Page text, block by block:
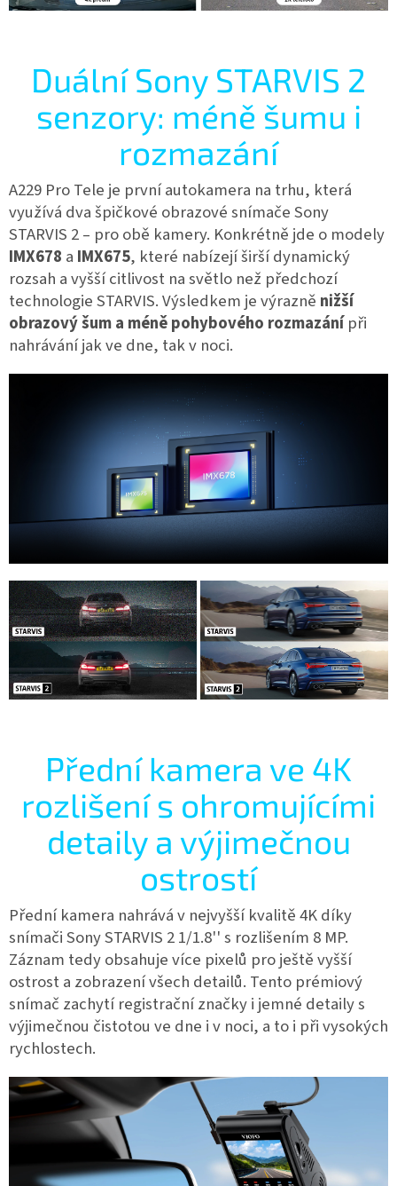
Duální Sony STARVIS 2
senzory: méně šumu i
rozmazání
A229 Pro Tele je první autokamera na trhu, která
využívá dva špičkové obrazové snímače Sony
STARVIS 2 – pro obě kamery. Konkrétně jde o modely
IMX678 a IMX675, které nabízejí širší dynamický
rozsah a vyšší citlivost na světlo než předchozí
technologie STARVIS. Výsledkem je výrazně nižší
obrazový šum a méně pohybového rozmazánípři
nahrávání jak ve dne, tak v noci.
Přední kamera ve 4K
rozlišení s ohromujícími
detaily a výjimečnou
ostrostí
Přední kamera nahrává v nejvyšší kvalitě 4K díky
snímači Sony STARVIS 2 1/1.8'' s rozlišením 8 MP.
Záznam tedy obsahuje více pixelů pro ještě vyšší
ostrost a zobrazení všech detailů. Tento prémiový
snímač zachytí registrační značky i jemné detaily s
výjimečnou čistotou ve dne i v noci, a to i při vysokých
rychlostech.